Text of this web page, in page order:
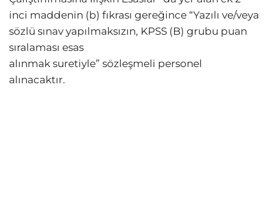
inci maddenin (b) fıkrası gereğince “Yazılı ve/veya
sözlü sınav yapılmaksızın, KPSS (B) grubu puan
sıralaması esas
alınmak suretiyle” sözleşmeli personel
alınacaktır.